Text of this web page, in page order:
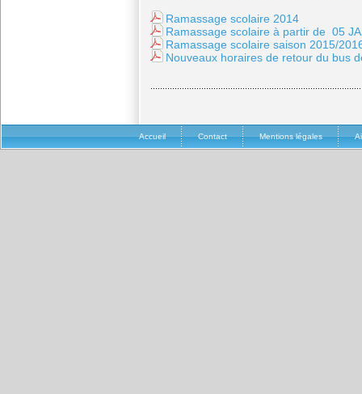
Ramassage scolaire 2014
Ramassage scolaire à partir de 05
Ramassage scolaire saison 2015/
Nouveaux horaires de retour du bus
Accueil Contact Mentions légales